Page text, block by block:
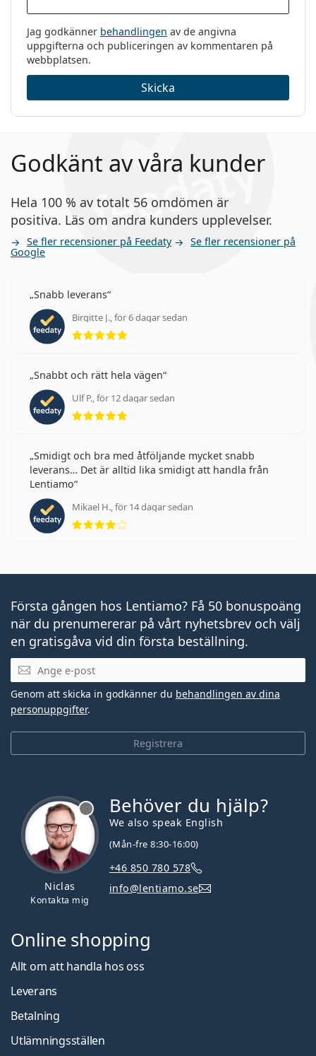
Jag godkänner behandlingen av de angivna
uppgifterna och publiceringen av kommentaren på
webbplatsen.
Skicka
Godkänt av våra kunder
Hela 100 % av totalt 56 omdömen är
positiva. Läs om andra kunders upplevelser.
Se fler recensioner på Feedaty Se fler recensioner på
Google
Snabb leverans
Birgitte J., för 6 dagar sedan
Betyg 5 av 5
Snabbt och rätt hela vägen
Ulf P., för 12 dagar sedan
Betyg 5 av 5
Smidigt och bra med åtföljande mycket snabb
leverans… Det är alltid lika smidigt att handla från
Lentiamo
Mikael H., för 14 dagar sedan
Betyg 4 av 5
Första gången hos Lentiamo? Få 50 bonuspoäng
när du prenumererar på vårt nyhetsbrev och välj
en gratisgåva vid din första beställning.
Mejladress
Registrera
Genom att skicka in godkänner du behandlingen av dina
personuppgifter.
Niclas
Kontakta mig
Behöver du hjälp?
We also speak English
(Mån-fre 8:30-16:00)
+46 850 780 578
info@lentiamo.se
Online shopping
Allt om att handla hos oss
Leverans
Betalning
Utlämningsställen